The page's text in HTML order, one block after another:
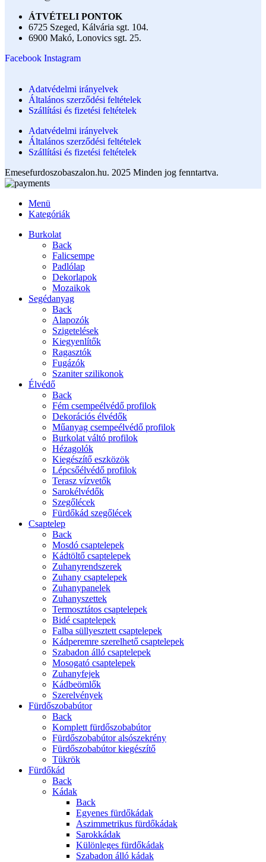
ÁTVÉTELI PONTOK
6725 Szeged, Kálvária sgt. 104.​
6900 Makó, Lonovics sgt. 25.
Facebook Instagram
Adatvédelmi irányelvek
Általános szerződési feltételek
Szállítási és fizetési feltételek
Adatvédelmi irányelvek
Általános szerződési feltételek
Szállítási és fizetési feltételek
Emesefurdoszobaszalon.hu. 2025 Minden jog fenntartva.
Menü
Kategóriák
Burkolat
Back
Falicsempe
Padlólap
Dekorlapok
Mozaikok
Segédanyag
Back
Alapozók
Szigetelések
Kiegyenlítők
Ragasztók
Fugázók
Szaniter szilikonok
Élvédő
Back
Fém csempeélvédő profilok
Dekorációs élvédők
Műanyag csempeélvédő profilok
Burkolat váltó profilok
Hézagolók
Kiegészítő eszközök
Lépcsőélvédő profilok
Terasz vízvetők
Sarokélvédők
Szegőlécek
Fürdőkád szegőlécek
Csaptelep
Back
Mosdó csaptelepek
Kádtöltő csaptelepek
Zuhanyrendszerek
Zuhany csaptelepek
Zuhanypanelek
Zuhanyszettek
Termosztátos csaptelepek
Bidé csaptelepek
Falba süllyesztett csaptelepek
Kádperemre szerelhető csaptelepek
Szabadon álló csaptelepek
Mosogató csaptelepek
Zuhanyfejek
Kádbeömlők
Szerelvények
Fürdőszobabútor
Back
Komplett fürdőszobabútor
Fürdőszobabútor alsószekrény
Fürdőszobabútor kiegészítő
Tükrök
Fürdőkád
Back
Kádak
Back
Egyenes fürdőkádak
Aszimmetrikus fürdőkádak
Sarokkádak
Különleges fürdőkádak
Szabadon álló kádak